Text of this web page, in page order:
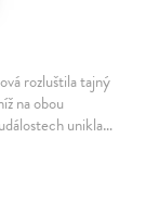
rozluštila tajný
na obou
unikla…